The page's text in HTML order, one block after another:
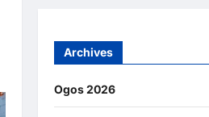
Archives
Ogos 2026